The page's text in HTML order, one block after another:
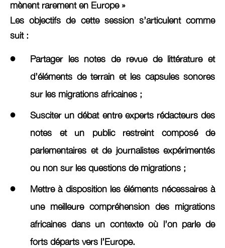
mènent rarement en Europe »
Les objectifs de cette session s’articulent comme
suit :
Partager les notes de revue de littérature et
d’éléments de terrain et les capsules sonores
sur les migrations africaines ;
Susciter un débat entre experts rédacteurs des
notes et un public restreint composé de
parlementaires et de journalistes expérimentés
ou non sur les questions de migrations ;
Mettre à disposition les éléments nécessaires à
une meilleure compréhension des migrations
africaines dans un contexte où l’on parle de
forts départs vers l’Europe.